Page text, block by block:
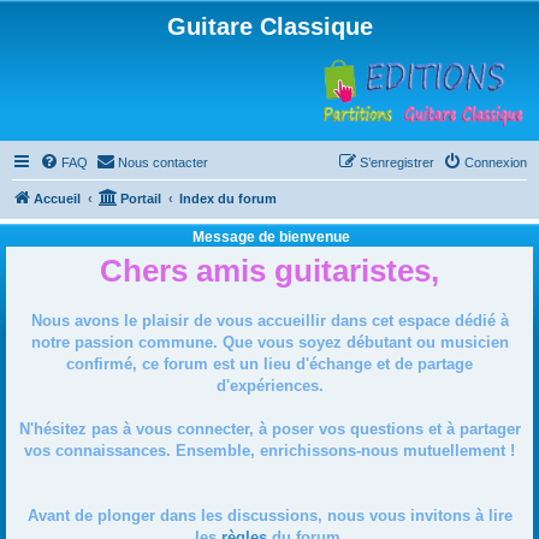
Guitare Classique
FAQ Nous contacter Connexion
S’enregistrer
Accueil Portail Index du forum
Message de bienvenue
Chers amis guitaristes,
Nous avons le plaisir de vous accueillir dans cet espace dédié à
notre passion commune. Que vous soyez débutant ou musicien
confirmé, ce forum est un lieu d'échange et de partage
d'expériences.
N'hésitez pas à vous connecter, à poser vos questions et à partager
vos connaissances. Ensemble, enrichissons-nous mutuellement !
Avant de plonger dans les discussions, nous vous invitons à lire